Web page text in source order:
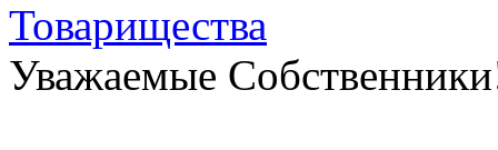
Товарищества
Уважаемые